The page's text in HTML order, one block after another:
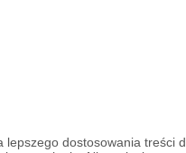
dostosowania